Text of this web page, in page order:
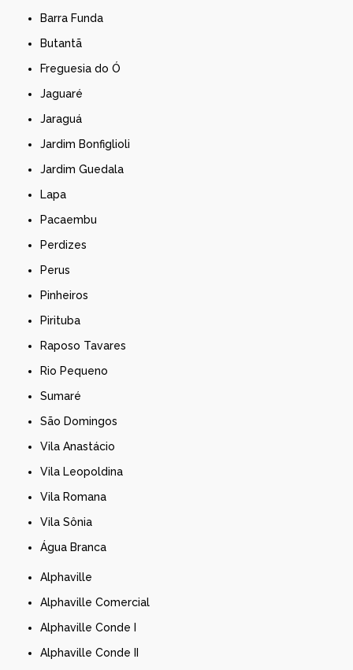
Barra Funda
Butantã
Freguesia do Ó
Jaguaré
Jaraguá
Jardim Bonfiglioli
Jardim Guedala
Lapa
Pacaembu
Perdizes
Perus
Pinheiros
Pirituba
Raposo Tavares
Rio Pequeno
Sumaré
São Domingos
Vila Anastácio
Vila Leopoldina
Vila Romana
Vila Sônia
Água Branca
Alphaville
Alphaville Comercial
Alphaville Conde I
Alphaville Conde II